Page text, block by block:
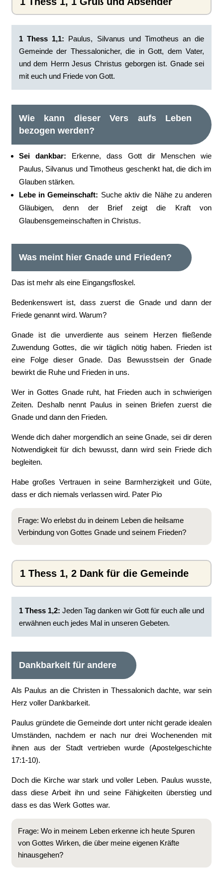
1 Thess 1,1: Paulus, Silvanus und Timotheus an die
Gemeinde der Thessalonicher, die in Gott, dem Vater,
und dem Herrn Jesus Christus geborgen ist. Gnade sei
mit euch und Friede von Gott.
Wie kann dieser Vers aufs Leben
bezogen werden?
Sei dankbar: Erkenne, dass Gott dir Menschen wie
Paulus, Silvanus und Timotheus geschenkt hat, die dich im
Glauben stärken.
Lebe in Gemeinschaft: Suche aktiv die Nähe zu anderen
Gläubigen, denn der Brief zeigt die Kraft von
Glaubensgemeinschaften in Christus.
Was meint hier Gnade und Frieden?
Das ist mehr als eine Eingangsfloskel.
Bedenkenswert ist, dass zuerst die Gnade und dann der
Friede genannt wird. Warum?
Gnade ist die unverdiente aus seinem Herzen fließende
Zuwendung Gottes, die wir täglich nötig haben. Frieden ist
eine Folge dieser Gnade. Das Bewusstsein der Gnade
bewirkt die Ruhe und Frieden in uns.
Wer in Gottes Gnade ruht, hat Frieden auch in schwierigen
Zeiten. Deshalb nennt Paulus in seinen Briefen zuerst die
Gnade und dann den Frieden.
Wende dich daher morgendlich an seine Gnade, sei dir deren
Notwendigkeit für dich bewusst, dann wird sein Friede dich
begleiten.
Habe großes Vertrauen in seine Barmherzigkeit und Güte,
dass er dich niemals verlassen wird. Pater Pio
Frage: Wo erlebst du in deinem Leben die heilsame
Verbindung von Gottes Gnade und seinem Frieden?
1 Thess 1, 2 Dank für die Gemeinde
1 Thess 1,2: Jeden Tag danken wir Gott für euch alle und
erwähnen euch jedes Mal in unseren Gebeten.
Dankbarkeit für andere
Als Paulus an die Christen in Thessalonich dachte, war sein
Herz voller Dankbarkeit.
Paulus gründete die Gemeinde dort unter nicht gerade idealen
Umständen, nachdem er nach nur drei Wochenenden mit
ihnen aus der Stadt vertrieben wurde (Apostelgeschichte
17:1-10).
Doch die Kirche war stark und voller Leben. Paulus wusste,
dass diese Arbeit ihn und seine Fähigkeiten überstieg und
dass es das Werk Gottes war.
Frage: Wo in meinem Leben erkenne ich heute Spuren
von Gottes Wirken, die über meine eigenen Kräfte
hinausgehen?